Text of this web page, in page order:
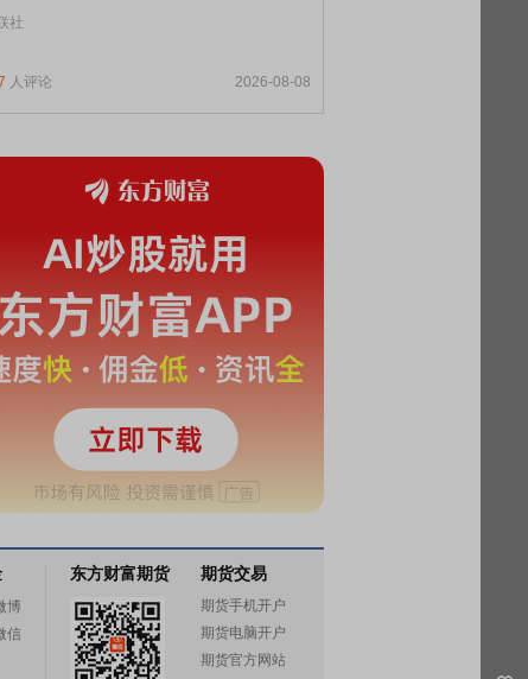
社
人评论 2026-08-08
博
信
东方财富期货 期货交易
期货手机开户
期货电脑开户
期货官方网站